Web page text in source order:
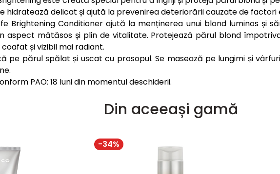
hidratează delicat și ajută la prevenirea deteriorării cauzate de
Brightening Conditioner ajută la menținerea unui blond luminos și
aspect mătăsos și plin de vitalitate. Protejează părul blond
și vizibil mai radiant.
pe părul spălat și uscat cu prosopul. Se masează pe lungimi și
PAO: 18 luni din momentul deschiderii.
Din aceeași gamă
-34%